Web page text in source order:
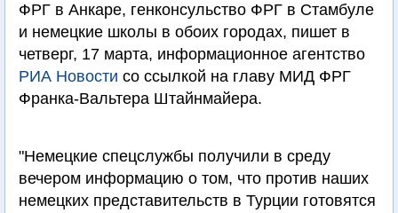
ФРГ в Анкаре, генконсульство ФРГ в Стамбуле
и немецкие школы в обоих городах, пишет в
четверг, 17 марта, информационное агентство
РИА Новости со ссылкой на главу МИД ФРГ
Франка-Вальтера Штайнмайера.
"Немецкие спецслужбы получили в среду
вечером информацию о том, что против наших
немецких представительств в Турции готовятся